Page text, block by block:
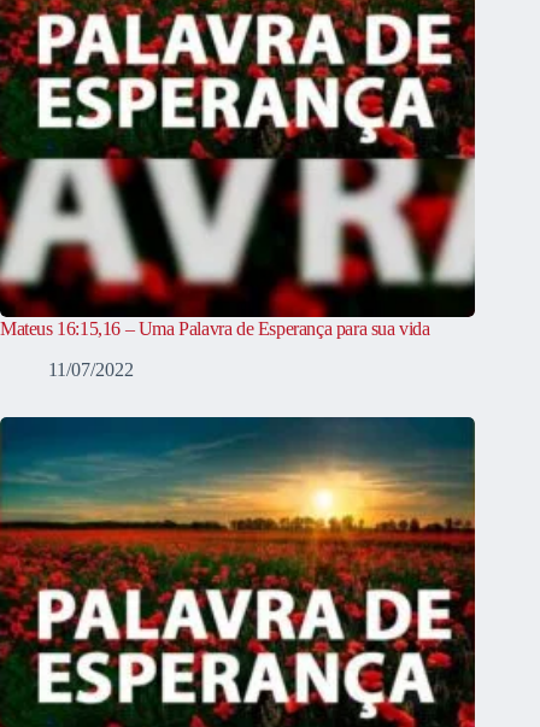
Mateus 16:15,16 – Uma Palavra de Esperança para sua vida
11/07/2022